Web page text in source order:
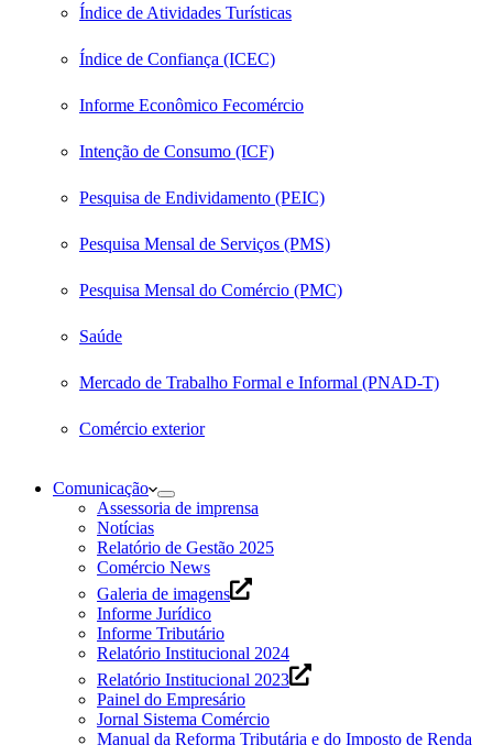
Índice de Atividades Turísticas
Índice de Confiança (ICEC)
Informe Econômico Fecomércio
Intenção de Consumo (ICF)
Pesquisa de Endividamento (PEIC)
Pesquisa Mensal de Serviços (PMS)
Pesquisa Mensal do Comércio (PMC)
Saúde
Mercado de Trabalho Formal e Informal (PNAD-T)
Comércio exterior
Comunicação
Assessoria de imprensa
Notícias
Relatório de Gestão 2025
Comércio News
Galeria de imagens
Informe Jurídico
Informe Tributário
Relatório Institucional 2024
Relatório Institucional 2023
Painel do Empresário
Jornal Sistema Comércio
Manual da Reforma Tributária e do Imposto de Renda